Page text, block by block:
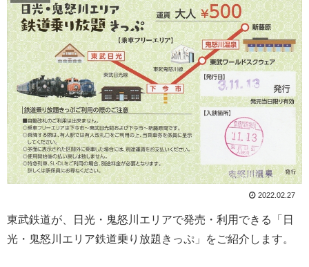
2022.02.27
東武鉄道が、日光・鬼怒川エリアで発売・利用できる「日
光・鬼怒川エリア鉄道乗り放題きっぷ」をご紹介します。